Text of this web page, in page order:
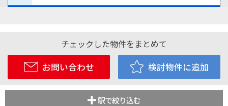
チェックした物件をまとめて
お問い合わせ
検討物件に追加
駅で絞り込む